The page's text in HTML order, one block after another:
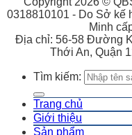
0318810101 - Do Sở kế
Minh
Địa chỉ: 56-58 Đường
Thới An, Quận
Tìm kiếm:
Trang chủ
Giới thiệu
Sản phẩm